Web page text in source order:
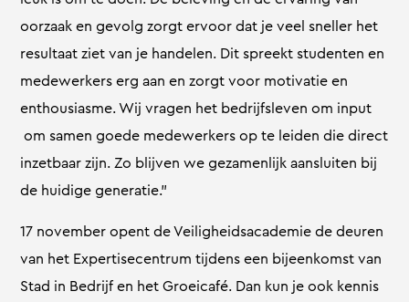
oorzaak en gevolg zorgt ervoor dat je veel sneller het
resultaat ziet van je handelen. Dit spreekt studenten en
medewerkers erg aan en zorgt voor motivatie en
enthousiasme. Wij vragen het bedrijfsleven om input
om samen goede medewerkers op te leiden die direct
inzetbaar zijn. Zo blijven we gezamenlijk aansluiten bij
de huidige generatie.”
17 november opent de Veiligheidsacademie de deuren
van het Expertisecentrum tijdens een bijeenkomst van
Stad in Bedrijf en het Groeicafé. Dan kun je ook kennis